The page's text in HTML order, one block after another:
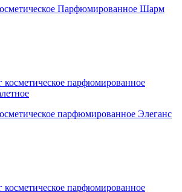
Парфюмированное Шарм
парфюмированное Элеганс